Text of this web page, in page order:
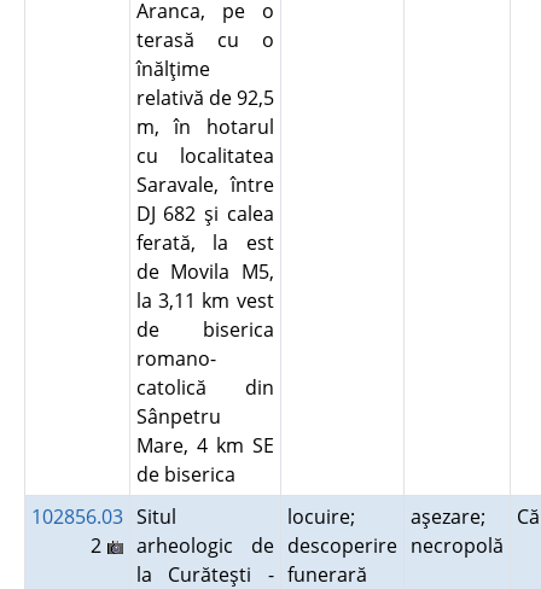
Aranca, pe o
terasă cu o
înălţime
relativă de 92,5
m, în hotarul
cu localitatea
Saravale, între
DJ 682 şi calea
ferată, la est
de Movila M5,
la 3,11 km vest
de biserica
romano-
catolică din
Sânpetru
Mare, 4 km SE
de biserica
102856.03
2
Situl
arheologic de
la Curăteşti -
locuire;
descoperire
funerară
aşezare;
necropolă